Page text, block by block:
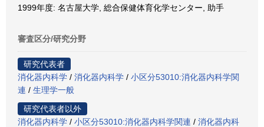
1999年度: 名古屋大学, 総合保健体育化学センター, 助手
審査区分/研究分野
研究代表者
消化器内科学 / 消化器内科学 / 小区分53010:消化器内科学関
連 / 生理学一般
研究代表者以外
消化器内科学 / 小区分53010:消化器内科学関連 / 消化器内科